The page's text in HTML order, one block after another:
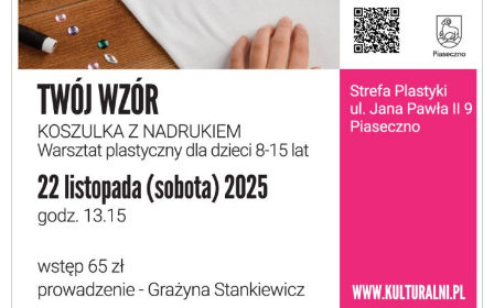
wiadomością.
Strona
została
wyposażona
dedykowane
skróty
klawiaturowe,
nawigacja
obsługiwana